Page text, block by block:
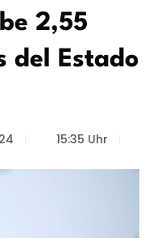
2,55
del Estado
15:35 Uhr